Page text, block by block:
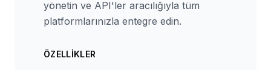
yönetin ve API'ler aracılığıyla tüm
platformlarınızla entegre edin.
ÖZELLIKLER